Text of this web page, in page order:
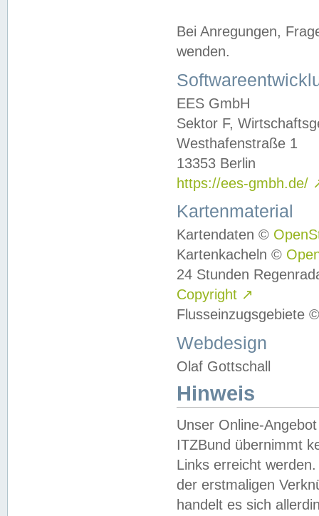
Bei Anregungen,
wenden.
EES GmbH
Sektor F,
Westhafenstraße 1
13353 Berlin
https://ees-gmbh.de/
Kartenmaterial
Kartendaten ©
Kartenkacheln ©
24 Stunden
Copyright ↗
Flusseinzugsgebiete
Webdesign
Olaf Gottschall
Hinweis
Unser Online-
ITZBund übernimmt
Links erreicht
der erstmaligen
handelt es sich